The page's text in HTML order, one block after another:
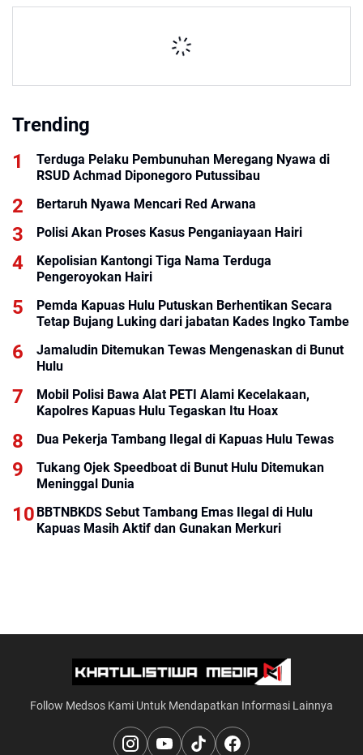
Trending
Terduga Pelaku Pembunuhan Meregang Nyawa di
RSUD Achmad Diponegoro Putussibau
Bertaruh Nyawa Mencari Red Arwana
Polisi Akan Proses Kasus Penganiayaan Hairi
Kepolisian Kantongi Tiga Nama Terduga
Pengeroyokan Hairi
Pemda Kapuas Hulu Putuskan Berhentikan Secara
Tetap Bujang Luking dari jabatan Kades Ingko Tambe
Jamaludin Ditemukan Tewas Mengenaskan di Bunut
Hulu
Mobil Polisi Bawa Alat PETI Alami Kecelakaan,
Kapolres Kapuas Hulu Tegaskan Itu Hoax
Dua Pekerja Tambang Ilegal di Kapuas Hulu Tewas
Tukang Ojek Speedboat di Bunut Hulu Ditemukan
Meninggal Dunia
BBTNBKDS Sebut Tambang Emas Ilegal di Hulu
Kapuas Masih Aktif dan Gunakan Merkuri
Follow Medsos Kami Untuk Mendapatkan Informasi Lainnya